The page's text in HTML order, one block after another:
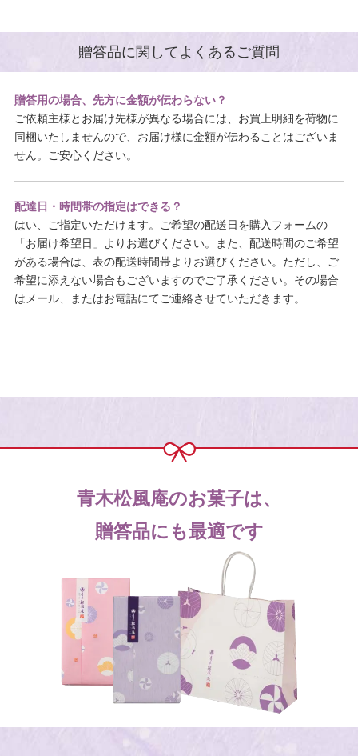
贈答品に関してよくあるご質問
贈答用の場合、先方に金額が伝わらない？
ご依頼主様とお届け先様が異なる場合には、お買上明細を荷物に
同梱いたしませんので、お届け様に金額が伝わることはございま
せん。ご安心ください。
配達日・時間帯の指定はできる？
はい、ご指定いただけます。ご希望の配送日を購入フォームの
「お届け希望日」よりお選びください。また、配送時間のご希望
がある場合は、表の配送時間帯よりお選びください。ただし、ご
希望に添えない場合もございますのでご了承ください。その場合
はメール、またはお電話にてご連絡させていただきます。
青木松風庵のお菓子は、
贈答品にも最適です